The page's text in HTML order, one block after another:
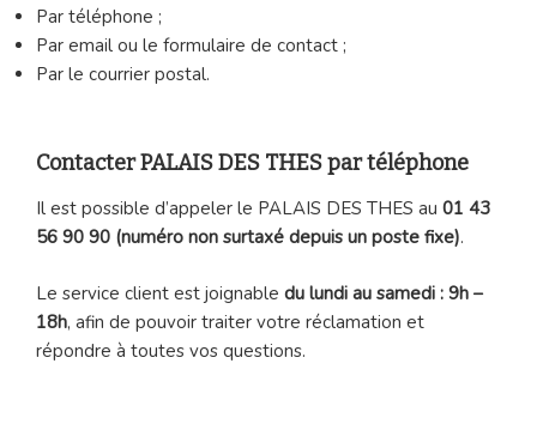
Par téléphone ;
Par email ou le formulaire de contact ;
Par le courrier postal.
Contacter PALAIS DES THES par téléphone
Il est possible d’appeler le PALAIS DES THES au 01 43
56 90 90 (numéro non surtaxé depuis un poste fixe).
Le service client est joignable du lundi au samedi : 9h –
18h, afin de pouvoir traiter votre réclamation et
répondre à toutes vos questions.